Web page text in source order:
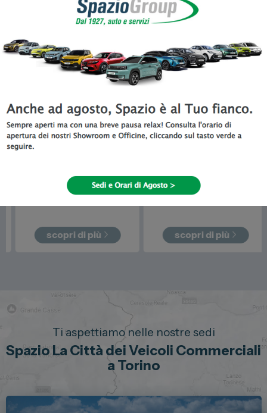
Tutta la gamma Veicoli Commerciali
disponibile da Spazio a Torino
Fiat
promo in corso!
scopri di più
da21.230
scopri di più
Ti aspettiamo nelle nostre sedi
Spazio La Città dei Veicoli Commerciali
a Torino